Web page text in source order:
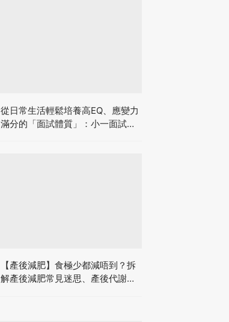
從日常生活輕鬆培養高EQ、應變力
滿分的「面試體質」：小一面試最
【產後減肥】食極少都減唔到？拆
解產後減肥常見迷思、產後代謝、